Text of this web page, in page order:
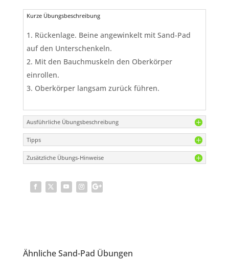
Kurze Übungsbeschreibung
Rückenlage. Beine angewinkelt mit Sand-Pad
auf den Unterschenkeln.
Mit den Bauchmuskeln den Oberkörper
einrollen.
Oberkörper langsam zurück führen.
Ausführliche Übungsbeschreibung
Tipps
Zusätzliche Übungs-Hinweise
Ähnliche Sand-Pad Übungen